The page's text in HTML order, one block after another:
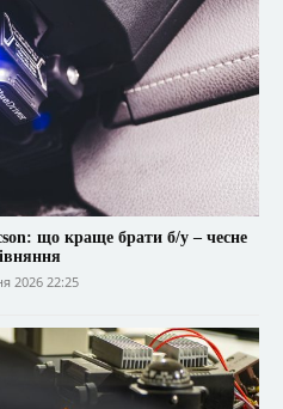
що краще брати б/у – чесне
2026 22:25